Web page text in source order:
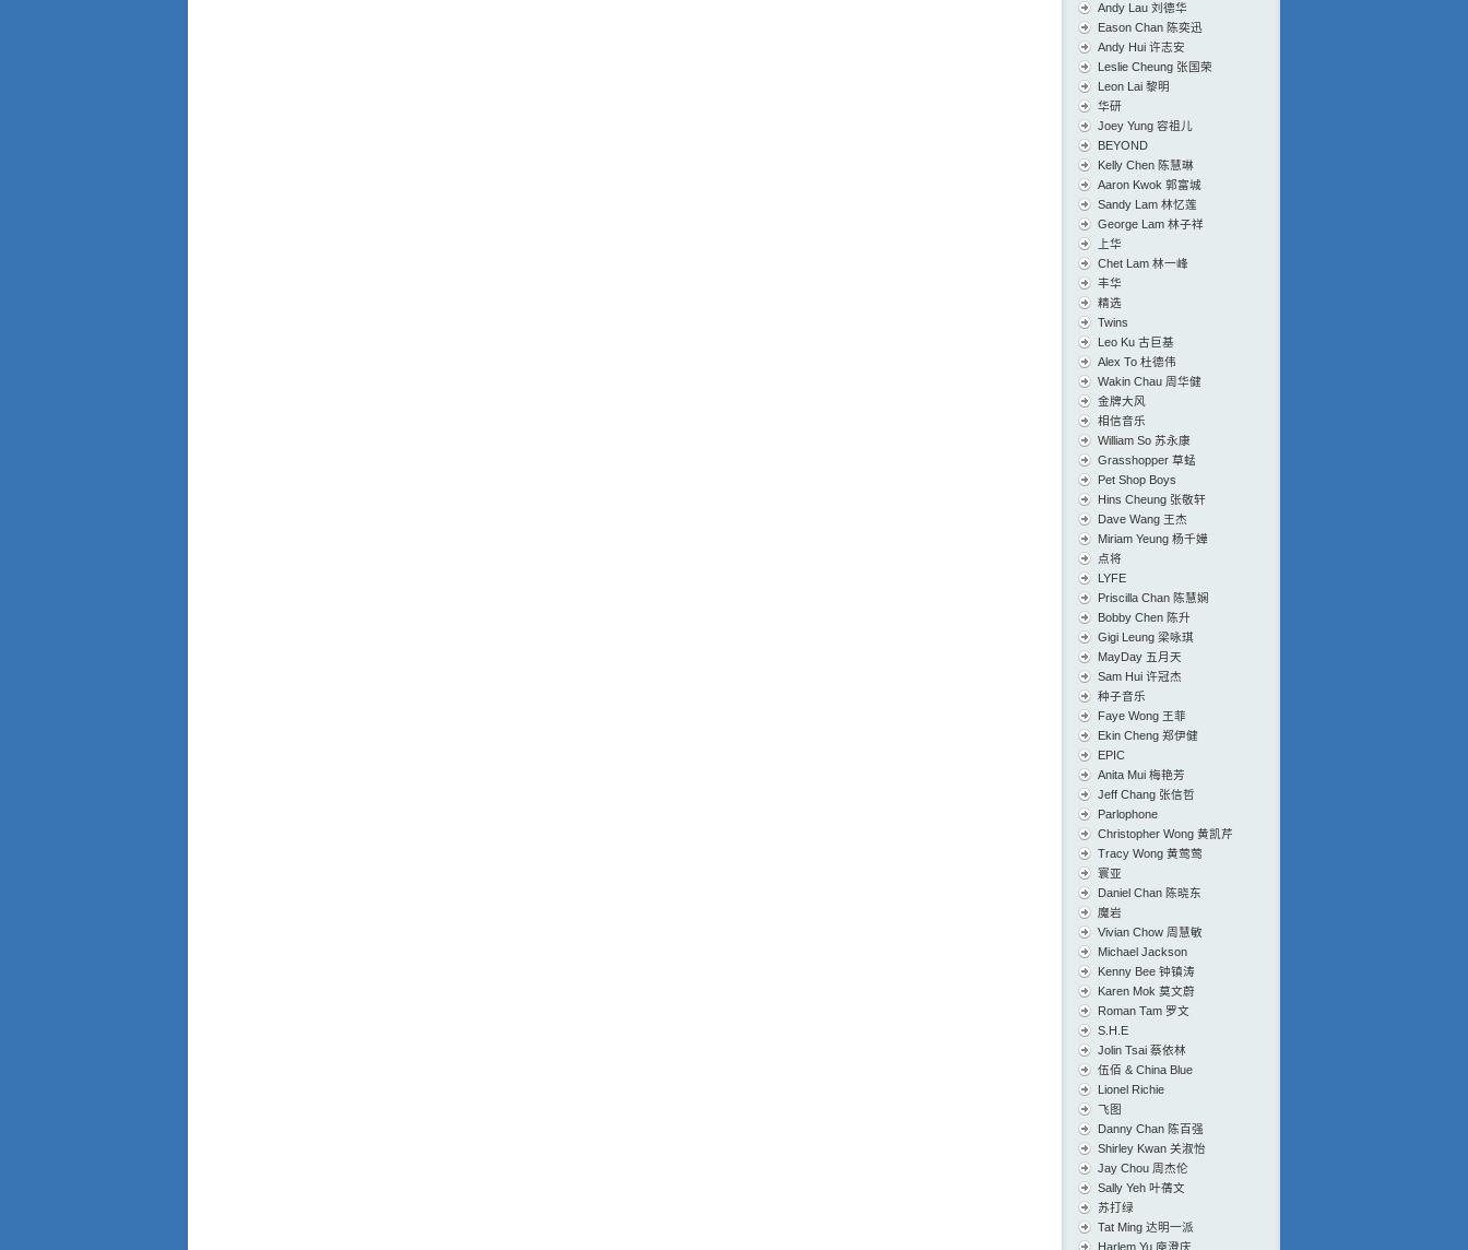
Andy Lau 刘德华
Eason Chan 陈奕迅
Andy Hui 许志安
Leslie Cheung 张国荣
Leon Lai 黎明
华研
Joey Yung 容祖儿
BEYOND
Kelly Chen 陈慧琳
Aaron Kwok 郭富城
Sandy Lam 林忆莲
George Lam 林子祥
上华
Chet Lam 林一峰
丰华
精选
Twins
Leo Ku 古巨基
Alex To 杜德伟
Wakin Chau 周华健
金牌大风
相信音乐
William So 苏永康
Grasshopper 草蜢
Pet Shop Boys
Hins Cheung 张敬轩
Dave Wang 王杰
Miriam Yeung 杨千嬅
点将
LYFE
Priscilla Chan 陈慧娴
Bobby Chen 陈升
Gigi Leung 梁咏琪
MayDay 五月天
Sam Hui 许冠杰
种子音乐
Faye Wong 王菲
Ekin Cheng 郑伊健
EPIC
Anita Mui 梅艳芳
Jeff Chang 张信哲
Parlophone
Christopher Wong 黄凯芹
Tracy Wong 黄莺莺
寰亚
Daniel Chan 陈晓东
魔岩
Vivian Chow 周慧敏
Michael Jackson
Kenny Bee 钟镇涛
Karen Mok 莫文蔚
Roman Tam 罗文
S.H.E
Jolin Tsai 蔡依林
伍佰 & China Blue
Lionel Richie
飞图
Danny Chan 陈百强
Shirley Kwan 关淑怡
Jay Chou 周杰伦
Sally Yeh 叶蒨文
苏打绿
Tat Ming 达明一派
Harlem Yu 庾澄庆